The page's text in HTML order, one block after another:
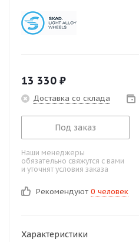
13 330 ₽
Доставка со склада
Под заказ
Наши менеджеры
обязательно свяжутся с вами
и уточнят условия заказа
Рекомендуют 0 человек
Характеристики